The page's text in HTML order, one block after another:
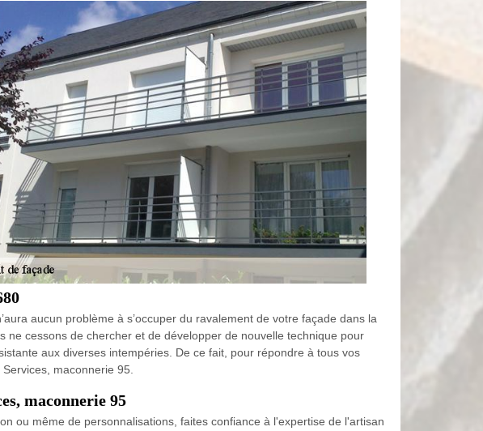
aucun problème à s’occuper du ravalement de votre façade dans la
ne cessons de chercher et de développer de nouvelle technique pour
aux diverses intempéries. De ce fait, pour répondre à tous vos
maconnerie 95.
maconnerie 95
ou même de personnalisations, faites confiance à l'expertise de l'artisan